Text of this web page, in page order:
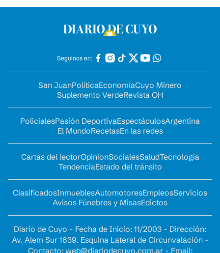
Seguinos en:
San JuanPolíticaEconomíaCuyo Minero
Suplemento VerdeRevista OH
PolicialesPasión DeportivaEspectáculosArgentina
El MundoRecetasEn las redes
Cartas del lectorOpinionSocialesSaludTecnología
TendenciaEstado del tránsito
ClasificadosInmueblesAutomotoresEmpleosServicios
Avisos Fúnebres y MisasEdictos
Diario de Cuyo - Fecha de Inicio: 11/2003 - Dirección:
Av. Alem Sur 1639. Esquina Lateral de Circunvalación -
Contacto: web@diariodecuyo.com.ar- Email: